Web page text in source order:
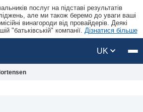
послуг на підставі результатів
але ми також беремо до уваги ваші
винагороди від провайдерів. Деякі
"батьківській" компанії. Дізнатися більше
UK